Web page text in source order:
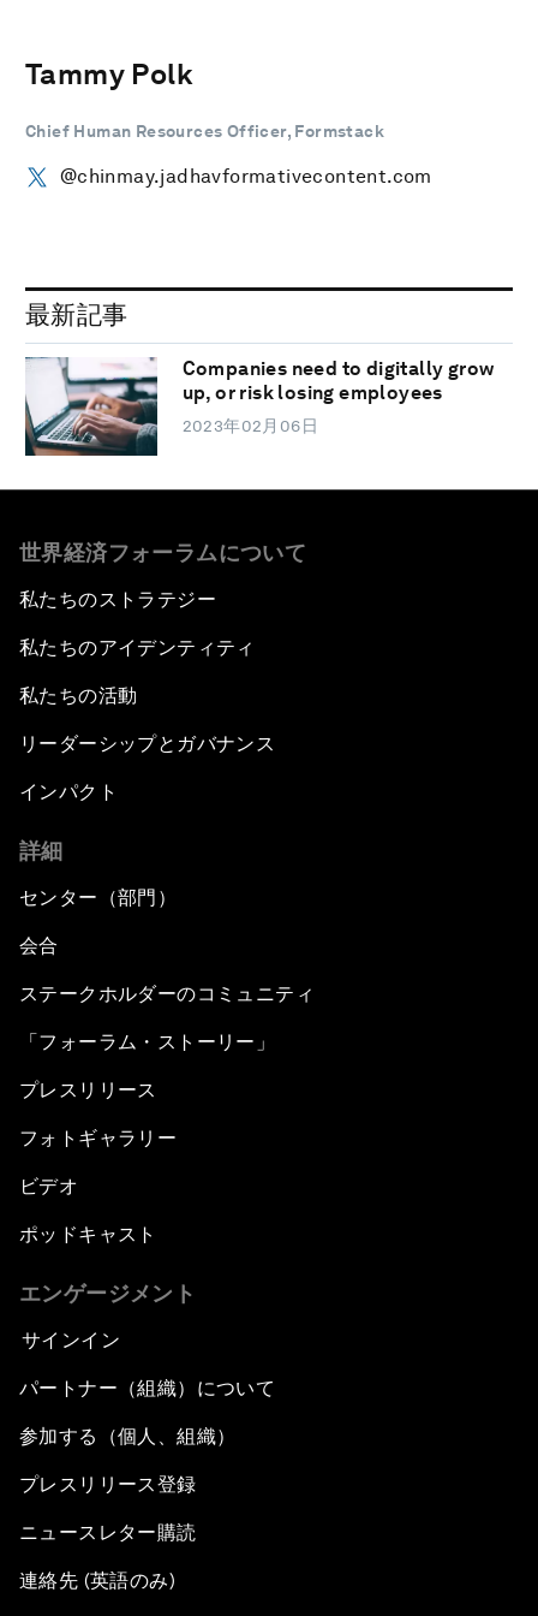
Tammy Polk
Chief Human Resources Officer, Formstack
@chinmay.jadhavformativecontent.com
最新記事
Companies need to digitally grow
up, or risk losing employees
2023年02月06日
世界経済フォーラムについて
私たちのストラテジー
私たちのアイデンティティ
私たちの活動
リーダーシップとガバナンス
インパクト
詳細
センター（部門）
会合
ステークホルダーのコミュニティ
「フォーラム・ストーリー」
プレスリリース
フォトギャラリー
ビデオ
ポッドキャスト
エンゲージメント
サインイン
パートナー（組織）について
参加する（個人、組織）
プレスリリース登録
ニュースレター購読
連絡先 (英語のみ)